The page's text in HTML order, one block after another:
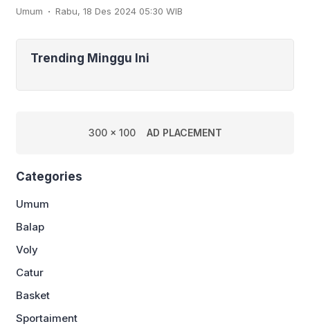
Silat ke-20 dan Kejuaraan Dunia
Umum . Rabu, 18 Des 2024 05:30 WIB
Trending Minggu Ini
300 x 100 AD PLACEMENT
Categories
Umum
Balap
Voly
Catur
Basket
Sportaiment